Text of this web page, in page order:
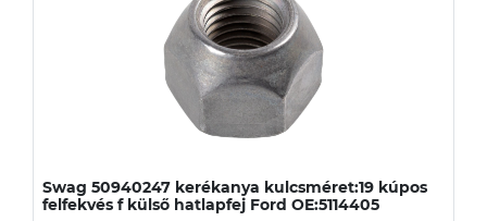
Swag 50940247 kerékanya kulcsméret:19 kúpos
felfekvés f külső hatlapfej Ford OE:5114405